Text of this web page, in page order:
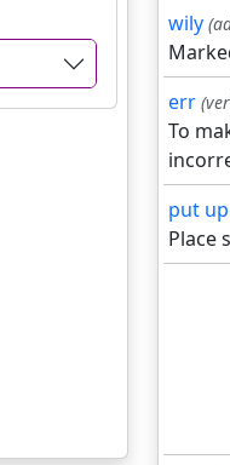
wily
err
To
put up
Place